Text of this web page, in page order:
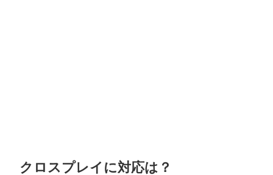
クロスプレイに対応は？